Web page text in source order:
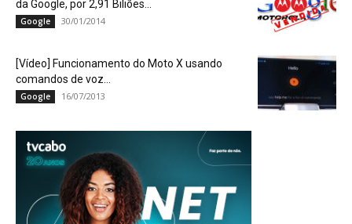
da Google, por 2,91 Biliões...
Google 30/01/2014
[Vídeo] Funcionamento do Moto X usando
comandos de voz…
Google 16/07/2013